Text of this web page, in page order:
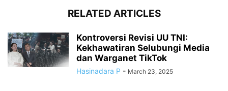
RELATED ARTICLES
Kontroversi Revisi UU TNI:
Kekhawatiran Selubungi Media
dan Warganet TikTok
Hasinadara P - March 23, 2025